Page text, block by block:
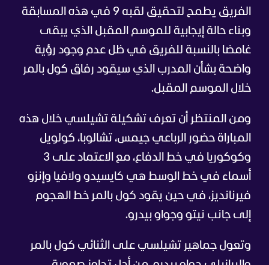
الفريق يطمح لتحقيق لقبه 9 في هذه المسابقة
وبناء حالة إيجابية للموسم المقبل الذي يبقى
غامضا بالنسبة للفريق في ظل عدم وجود رؤية
واضحة بشأن المدرب الذي سيقود رفاق كول بالمر
خلال الموسم المقبل.
ومن المنتظر أن تعرف تشكيلة تشيلسي خلال هذه
المباراة حضور الرباعي جيمس، تشالوبا، كولويل
وكوكوريا في خط الدفاع، مع الاعتماد على 3
أسماء في خط الوسط هي كايسيدو ولافيا وإنزو
فيرنانديز، في حين يقود كول بالمر خط الهجوم
إلى جانب نيتو وجواو بيدرو.
وتعول جماهير تشيلسي على الثنائي كول بالمر